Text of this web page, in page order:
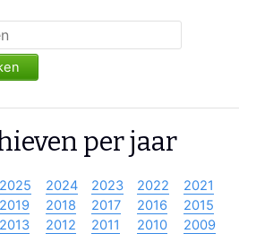
per jaar
2025 2024 2023 2022
2021
2019 2018 2017 2016
2015
2013 2012 2011 2010
2009